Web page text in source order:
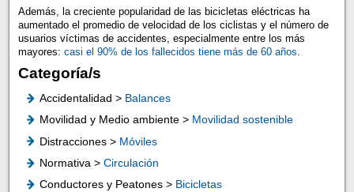
Además, la creciente popularidad de las bicicletas eléctricas ha
aumentado el promedio de velocidad de los ciclistas y el número de
usuarios víctimas de accidentes, especialmente entre los más
mayores: casi el 90% de los fallecidos tiene más de 60 años
Categoría/s
Accidentalidad > Balances
Movilidad y Medio ambiente > Movilidad sostenible
Distracciones > Móviles
Normativa > Circulación
Conductores y Peatones > Bicicletas